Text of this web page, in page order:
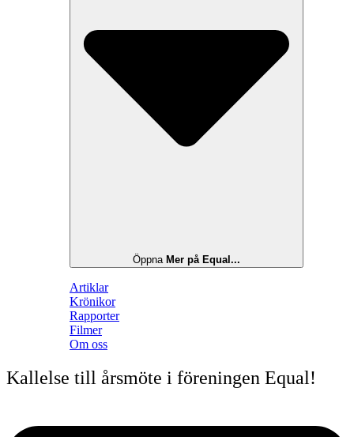
Öppna Mer på Equal...
Artiklar
Krönikor
Rapporter
Filmer
Om oss
Kallelse till årsmöte i föreningen Equal!